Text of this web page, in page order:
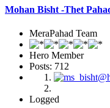
Mohan Bisht -Thet
MeraPahad Team
Hero Member
Posts: 712
Logged